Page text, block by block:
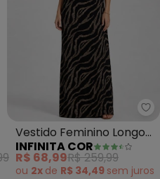
- Vestido (Poá Verde)
Vestido Feminino Longo
Viscotorcion (Preto)
INFINITA COR
R$ 68,99R$ 259,99
ou 2x de R$ 34,49 sem juros